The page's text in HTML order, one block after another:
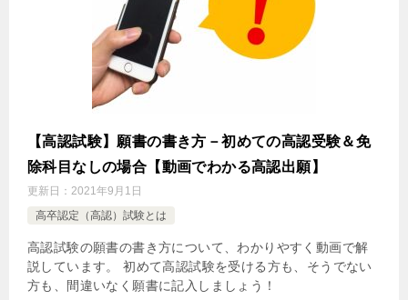
【高認試験】願書の書き方－初めての高認受験＆免
除科目なしの場合【動画でわかる高認出願】
更新日： 2021年9月1日
高卒認定（高認）試験とは
高認試験の願書の書き方について、わかりやすく動画で解
説しています。 初めて高認試験を受ける方も、そうでない
方も、間違いなく願書に記入しましょう！